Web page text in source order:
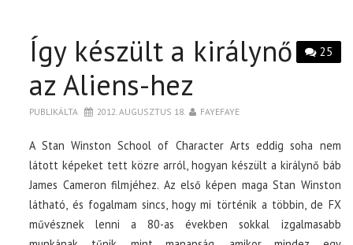
25
Így készült a királynő
az Aliens-hez
PUBLIKÁLTA 2012. AUGUSZTUS 18. FAYEFAYE
A Stan Winston School of Character Arts eddig soha nem
látott képeket tett közre arról, hogyan készült a királynő báb
James Cameron filmjéhez. Az első képen maga Stan Winston
látható, és fogalmam sincs, hogy mi történik a többin, de FX
művésznek lenni a 80-as években sokkal izgalmasabb